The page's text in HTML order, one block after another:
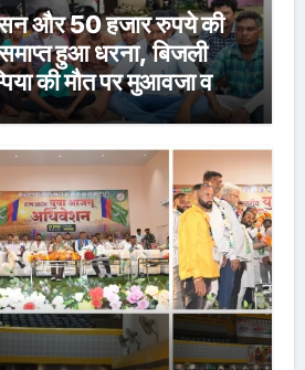
और 50 हजार रुपये की
हुआ धरना, बिजली
की मौत पर मुआवजा व